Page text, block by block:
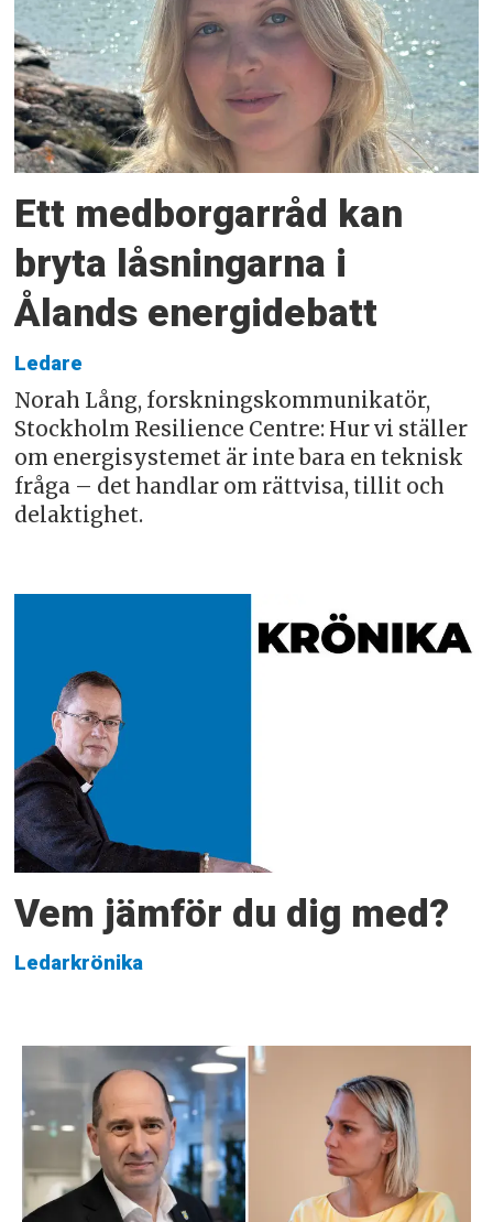
Ett medborgarråd kan
bryta låsningarna i
Ålands energidebatt
Ledare
Norah Lång, forskningskommunikatör,
Stockholm Resilience Centre: Hur vi ställer
om energisystemet är inte bara en teknisk
fråga – det handlar om rättvisa, tillit och
delaktighet.
Vem jämför du dig med?
Ledarkrönika